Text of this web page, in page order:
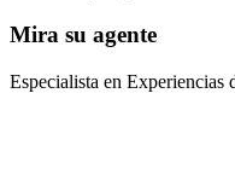
Mira su agente
Especialista en